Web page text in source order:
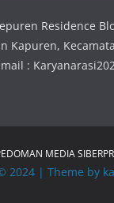
Residence
Kapuren,
:
MEDIA SIBER
2024 | Theme by